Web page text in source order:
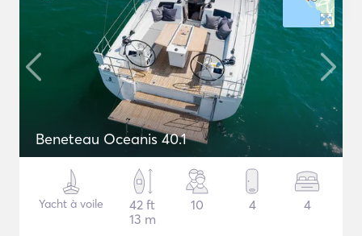
Beneteau Oceanis 40.1
Yacht à voile
42 ft
13 m
10 4 4